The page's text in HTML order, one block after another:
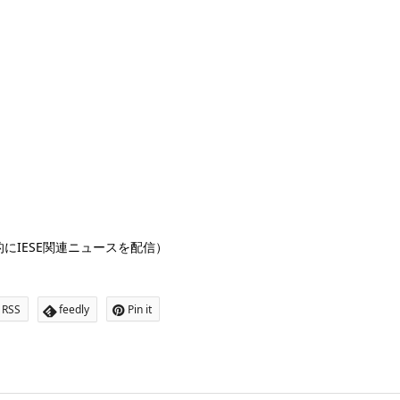
IESE関連ニュースを配信）
RSS feedly Pin it